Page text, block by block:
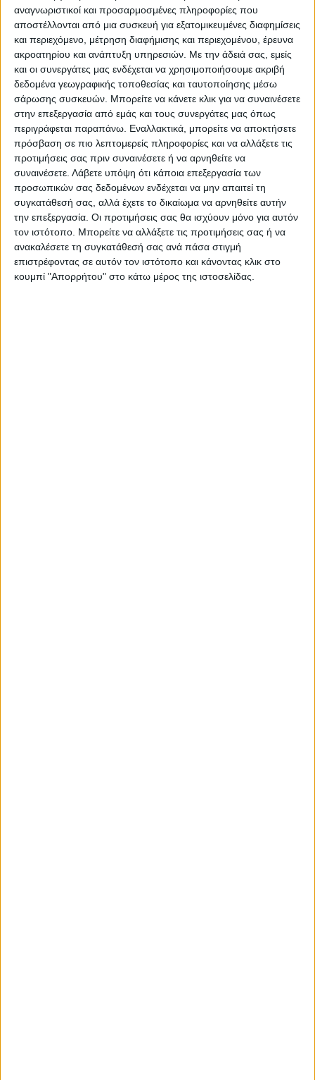
αναγνωριστικοί και προσαρμοσμένες πληροφορίες που
αποστέλλονται από μια συσκευή για εξατομικευμένες διαφημίσεις
και περιεχόμενο, μέτρηση διαφήμισης και περιεχομένου, έρευνα
ακροατηρίου και ανάπτυξη υπηρεσιών. Με την άδειά σας, εμείς
και οι συνεργάτες μας ενδέχεται να χρησιμοποιήσουμε ακριβή
δεδομένα γεωγραφικής τοποθεσίας και ταυτοποίησης μέσω
σάρωσης συσκευών. Μπορείτε να κάνετε κλικ για να συναινέσετε
στην επεξεργασία από εμάς και τους συνεργάτες μας όπως
περιγράφεται παραπάνω. Εναλλακτικά, μπορείτε να αποκτήσετε
πρόσβαση σε πιο λεπτομερείς πληροφορίες και να αλλάξετε τις
προτιμήσεις σας πριν συναινέσετε ή να αρνηθείτε να
συναινέσετε. Λάβετε υπόψη ότι κάποια επεξεργασία των
προσωπικών σας δεδομένων ενδέχεται να μην απαιτεί τη
συγκατάθεσή σας, αλλά έχετε το δικαίωμα να αρνηθείτε αυτήν
την επεξεργασία. Οι προτιμήσεις σας θα ισχύουν μόνο για αυτόν
τον ιστότοπο. Μπορείτε να αλλάξετε τις προτιμήσεις σας ή να
ανακαλέσετε τη συγκατάθεσή σας ανά πάσα στιγμή
επιστρέφοντας σε αυτόν τον ιστότοπο και κάνοντας κλικ στο
κουμπί "Απορρήτου" στο κάτω μέρος της ιστοσελίδας.
συνοδοιπόροι της Ελένης Κανταρτζή στο
μεγάλο ταξίδι της προσφοράς, της είπαν το
τελευταίο αντίο στις 6:30 το απόγευμα στον
Ι.Ν. Κοιμήσεως της Θεοτόκου στο Δημοτικό
Κοιμητήριο.
Τελευταίες Ειδήσεις Σήμερα
Ακολούθησε την εφημερίδα ΝΕΟΣ
ΑΓΩΝ στο Google News!
Όλες οι εξελίξεις στην περιοχή της
Καρδίτσας και ευρύτερα της Θεσσαλίας